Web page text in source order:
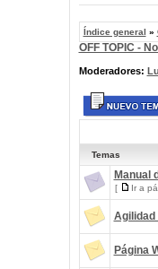
Índice general »
OFF TOPIC -
Moderadores:
Temas
Manual
[ Ir a
Agilidad
Página